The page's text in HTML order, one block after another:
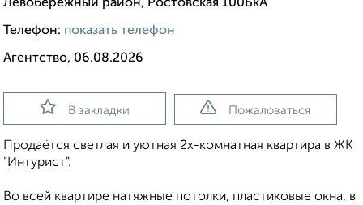
Левобережный район, Ростовская 100БкА
Телефон: показать телефон
Агентство, 06.08.2026
В закладки Пожаловаться
Продаётся светлая и уютная 2х-комнaтная квартира в ЖК
"Интурист".
Во всей квартире натяжные потолки, пластиковые окна, в